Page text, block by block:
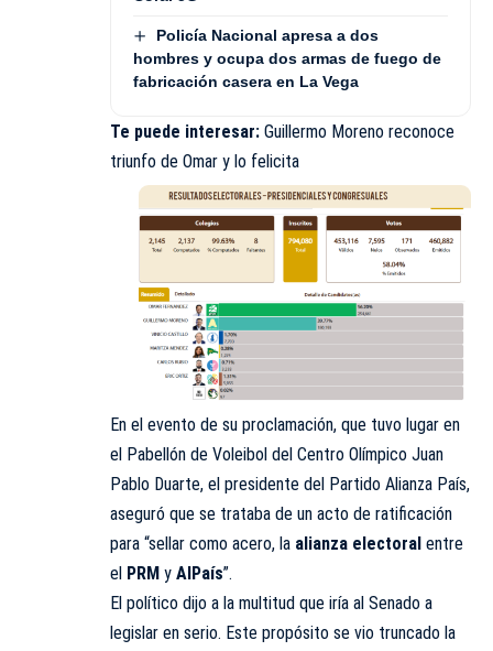
Policía Nacional apresa a dos
hombres y ocupa dos armas de fuego de
fabricación casera en La Vega
Te puede interesar: Guillermo Moreno reconoce
triunfo de Omar y lo felicita
En el evento de su proclamación, que tuvo lugar en
el Pabellón de Voleibol del Centro Olímpico Juan
Pablo Duarte, el presidente del Partido Alianza País,
aseguró que se trataba de un acto de ratificación
para “sellar como acero, la alianza electoral entre
el PRM y AlPaís”.
El político dijo a la multitud que iría al Senado a
legislar en serio. Este propósito se vio truncado la